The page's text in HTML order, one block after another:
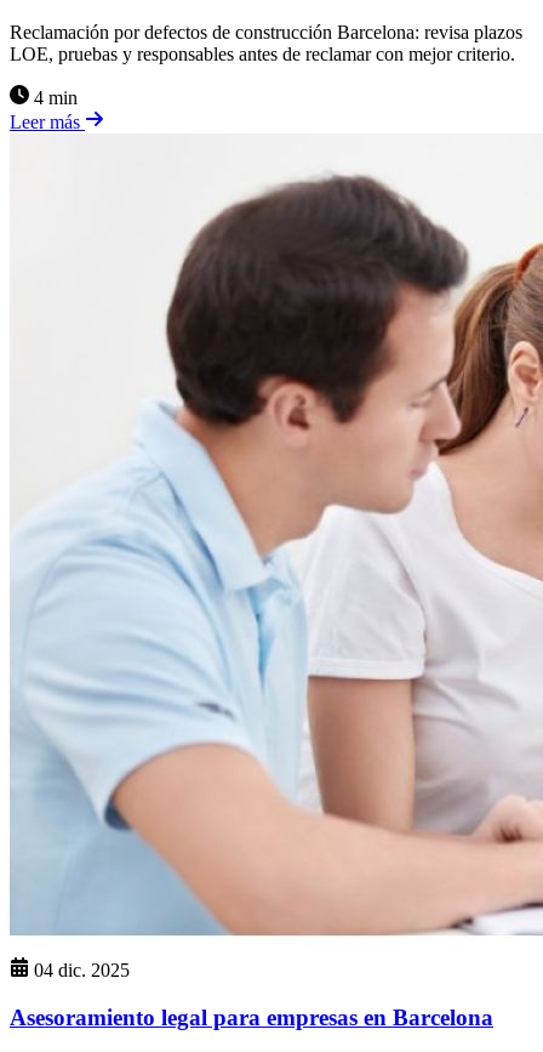
Reclamación por defectos de construcción Barcelona: revisa plazos
LOE, pruebas y responsables antes de reclamar con mejor criterio.
4 min
Leer más
04 dic. 2025
Asesoramiento legal para empresas en Barcelona